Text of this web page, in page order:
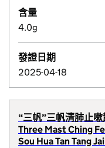
含量
4.0g
發證日期
2025-04-18
“三帆”三帆清肺止嗽
Three Mast Ching
Sou Hua Tan Tang